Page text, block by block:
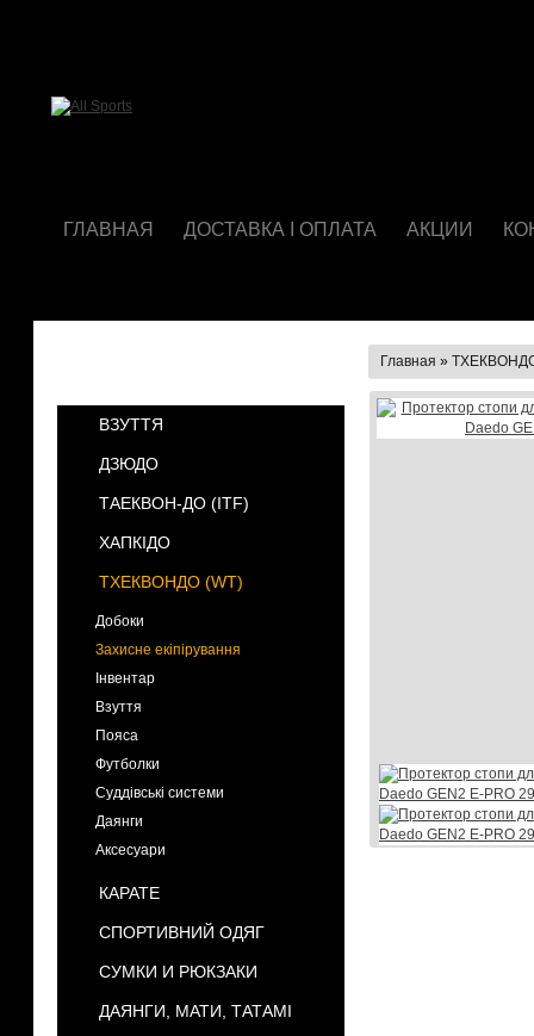
ГЛАВНАЯ ДОСТАВКА І ОПЛАТА АКЦИИ
ВЗУТТЯ
ДЗЮДО
ТАЕКВОН-ДО (ІТF)
ХАПКІДО
ТХЕКВОНДО (WT)
Добоки
Захисне екіпірування
Інвентар
Взуття
Пояса
Футболки
Суддівські системи
Даянги
Аксесуари
КАРАТЕ
СПОРТИВНИЙ ОДЯГ
СУМКИ И РЮКЗАКИ
ДАЯНГИ, МАТИ, ТАТАМІ
Главная »